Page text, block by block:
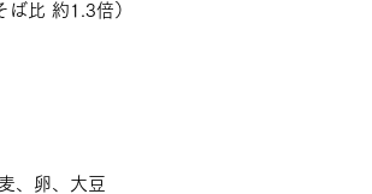
ば比 約1.3倍）
、卵、大豆